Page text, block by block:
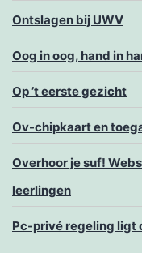
Ontslagen bij UWV
Oog in oog, hand in
Op ’t eerste gezicht
Ov-chipkaart en
Overhoor je suf!
leerlingen
Pc-privé regeling ligt